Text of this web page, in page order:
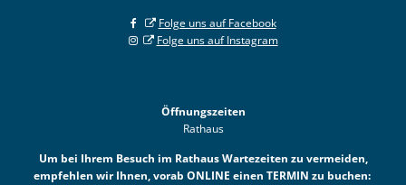
Folge uns auf Facebook
Folge uns auf Instagram
Öffnungszeiten
Rathaus
Um bei Ihrem Besuch im Rathaus Wartezeiten zu vermeiden,
empfehlen wir Ihnen, vorab ONLINE einen TERMIN zu buchen: